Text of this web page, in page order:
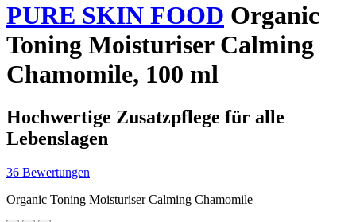
PURE SKIN FOOD Organic
Toning Moisturiser Calming
Chamomile, 100 ml
Hochwertige Zusatzpflege für alle
Lebenslagen
36 Bewertungen
Organic Toning Moisturiser Calming Chamomile